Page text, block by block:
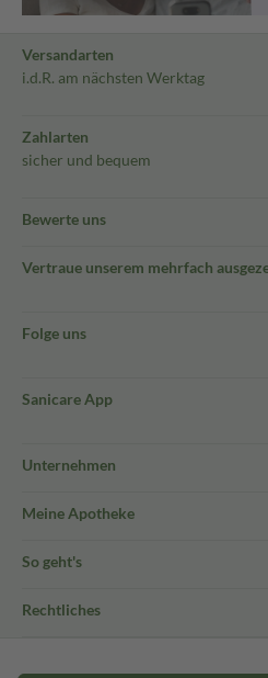
Versandarten
i.d.R. am nächsten Werktag
Zahlarten
sicher und bequem
Bewerte uns
Vertraue unserem mehrfach
Folge uns
Sanicare App
Unternehmen
Meine Apotheke
So geht's
Rechtliches